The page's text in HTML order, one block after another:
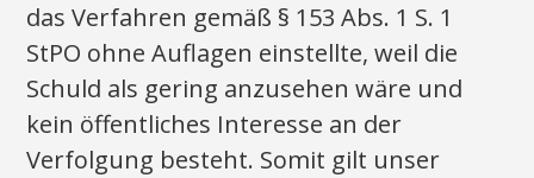
das Verfahren gemäß § 153 Abs. 1 S. 1
StPO ohne Auflagen einstellte, weil die
Schuld als gering anzusehen wäre und
kein öffentliches Interesse an der
Verfolgung besteht. Somit gilt unser